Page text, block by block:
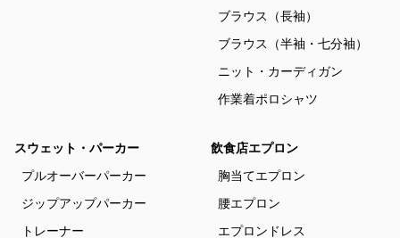
ブラウス（長袖）
ブラウス（半袖・七分袖）
ニット・カーディガン
作業着ポロシャツ
スウェット・パーカー
プルオーバーパーカー
ジップアップパーカー
トレーナー
飲食店エプロン
胸当てエプロン
腰エプロン
エプロンドレス